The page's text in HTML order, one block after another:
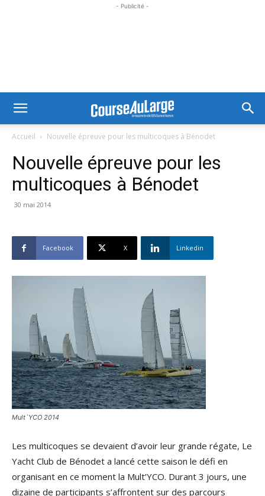
- Publicité -
Accueil Nouvelle épreuve pour les multicoques à Bénodet
Nouvelle épreuve pour les
multicoques à Bénodet
30 mai 2014
Facebook X Linkedin
Mult`YCO 2014
Les multicoques se devaient d’avoir leur grande régate, Le
Yacht Club de Bénodet a lancé cette saison le défi en
organisant en ce moment la Mult’YCO. Durant 3 jours, une
dizaine de participants s’affrontent sur des parcours